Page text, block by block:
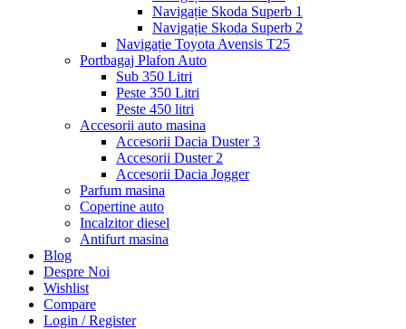
Navigație Skoda Superb 1
Navigație Skoda Superb 2
Navigație Toyota Avensis T25
Portbagaj Plafon Auto
Sub 350 Litri
Peste 350 Litri
Peste 450 litri
Accesorii auto masina
Accesorii Dacia Duster 3
Accesorii Duster 2
Accesorii Dacia Jogger
Parfum masina
Copertine auto
Incalzitor diesel
Antifurt masina
Blog
Despre Noi
Wishlist
Compare
Login / Register